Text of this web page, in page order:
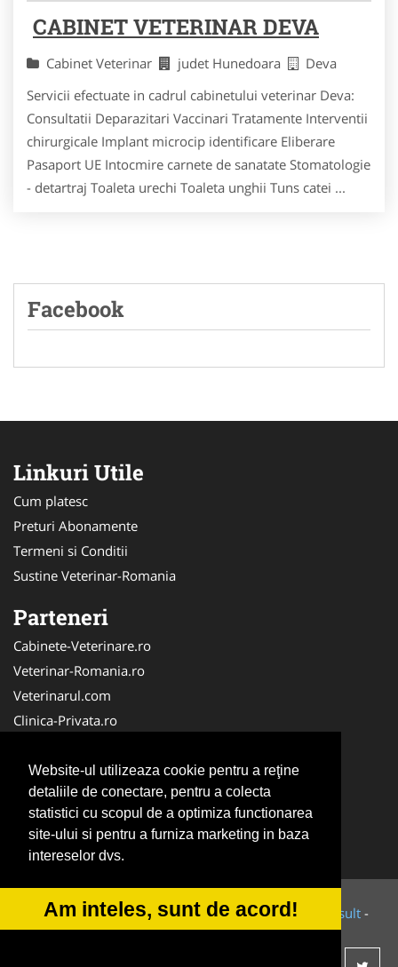
Website-ul utilizeaza cookie pentru a reţine
detaliile de conectare, pentru a colecta
statistici cu scopul de a optimiza functionarea
site-ului si pentru a furniza marketing in baza
intereselor dvs.
Am inteles, sunt de acord!
CABINET VETERINAR DEVA
Cabinet Veterinar judet Hunedoara
Deva
Servicii efectuate in cadrul cabinetului veterinar Deva:
Consultatii Deparazitari Vaccinari Tratamente Interventii
chirurgicale Implant microcip identificare Eliberare
Pasaport UE Intocmire carnete de sanatate Stomatologie
- detartraj Toaleta urechi Toaleta unghii Tuns catei ...
Facebook
Linkuri Utile
Cum platesc
Preturi Abonamente
Termeni si Conditii
Sustine Veterinar-Romania
Parteneri
Cabinete-Veterinare.ro
Veterinar-Romania.ro
Veterinarul.com
Clinica-Privata.ro
SalonFrizerieCanina.com
Dresaj-Caine.ro
DresajCaine.ro
NonStopDeschis.ro
© 2014-2026 Powered byVilonMedia&Tokaido Consult -
ANPC SOL